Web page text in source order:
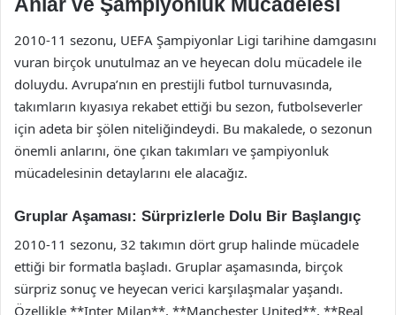
2010-11 sezonu, UEFA Şampiyonlar Ligi tarihine damgasını
vuran birçok unutulmaz an ve heyecan dolu mücadele ile
doluydu. Avrupa’nın en prestijli futbol turnuvasında,
takımların kıyasıya rekabet ettiği bu sezon, futbolseverler
için adeta bir şölen niteliğindeydi. Bu makalede, o sezonun
önemli anlarını, öne çıkan takımları ve şampiyonluk
mücadelesinin detaylarını ele alacağız.
Gruplar Aşaması: Sürprizlerle Dolu Bir Başlangıç
2010-11 sezonu, 32 takımın dört grup halinde mücadele
ettiği bir formatla başladı. Gruplar aşamasında, birçok
sürpriz sonuç ve heyecan verici karşılaşmalar yaşandı.
Özellikle **Inter Milan**, **Manchester United**, **Real